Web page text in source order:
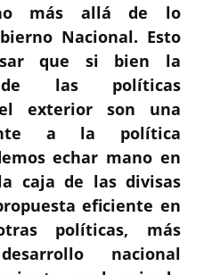
más allá de lo
Nacional. Esto
que si bien la
de las políticas
exterior son una
a la política
echar mano en
caja de las divisas
eficiente en
políticas, más
nacional